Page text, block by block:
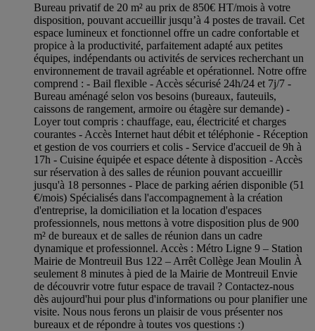
Bureau privatif de 20 m² au prix de 850€ HT/mois à votre
disposition, pouvant accueillir jusqu’à 4 postes de travail. Cet
espace lumineux et fonctionnel offre un cadre confortable et
propice à la productivité, parfaitement adapté aux petites
équipes, indépendants ou activités de services recherchant un
environnement de travail agréable et opérationnel. Notre offre
comprend : - Bail flexible - Accès sécurisé 24h/24 et 7j/7 -
Bureau aménagé selon vos besoins (bureaux, fauteuils,
caissons de rangement, armoire ou étagère sur demande) -
Loyer tout compris : chauffage, eau, électricité et charges
courantes - Accès Internet haut débit et téléphonie - Réception
et gestion de vos courriers et colis - Service d'accueil de 9h à
17h - Cuisine équipée et espace détente à disposition - Accès
sur réservation à des salles de réunion pouvant accueillir
jusqu'à 18 personnes - Place de parking aérien disponible (51
€/mois) Spécialisés dans l'accompagnement à la création
d'entreprise, la domiciliation et la location d'espaces
professionnels, nous mettons à votre disposition plus de 900
m² de bureaux et de salles de réunion dans un cadre
dynamique et professionnel. Accès : Métro Ligne 9 – Station
Mairie de Montreuil Bus 122 – Arrêt Collège Jean Moulin À
seulement 8 minutes à pied de la Mairie de Montreuil Envie
de découvrir votre futur espace de travail ? Contactez-nous
dès aujourd'hui pour plus d'informations ou pour planifier une
visite. Nous nous ferons un plaisir de vous présenter nos
bureaux et de répondre à toutes vos questions :)